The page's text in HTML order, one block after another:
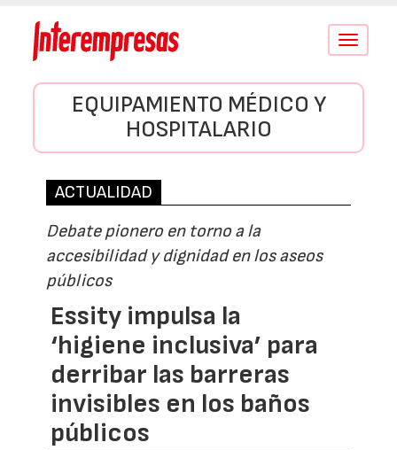
Conmutar
EQUIPAMIENTO MÉDICO Y
HOSPITALARIO
ACTUALIDAD
Debate pionero en torno a la
accesibilidad y dignidad en los aseos
públicos
Essity impulsa la
‘higiene inclusiva’ para
derribar las barreras
invisibles en los baños
públicos